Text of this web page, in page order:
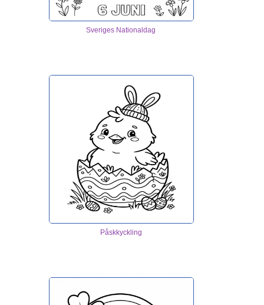
Sveriges Nationaldag
Påskkyckling